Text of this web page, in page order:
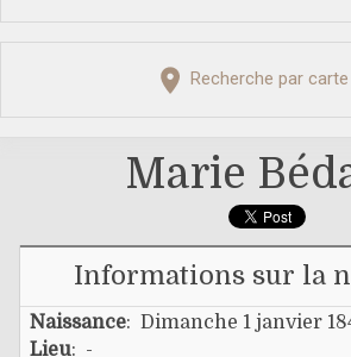
Recherche par carte
Marie
Informations sur la
Naissance: Dimanche 1 janvier
Lieu: -